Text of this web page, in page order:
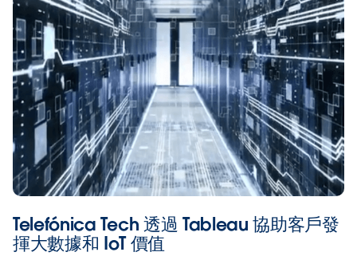
Telefónica Tech 透過 Tableau 協助客戶發
揮大數據和 IoT 價值